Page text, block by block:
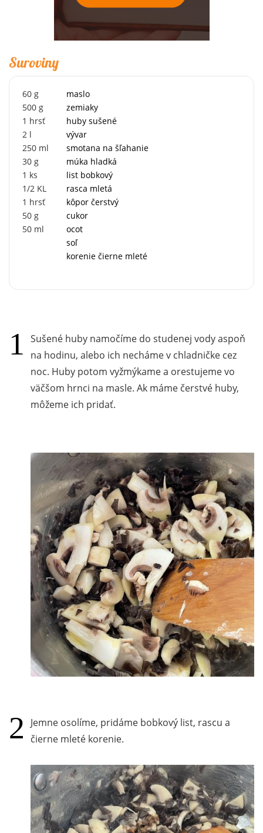
Suroviny
60 g
maslo
500 g
zemiaky
1 hrsť
huby sušené
2 l
vývar
250 ml
smotana na šľahanie
30 g
múka hladká
1 ks
list bobkový
1/2 KL
rasca mletá
1 hrsť
kôpor čerstvý
50 g
cukor
50 ml
ocot
soľ
korenie čierne mleté
Sušené huby namočíme do studenej vody aspoň
na hodinu, alebo ich necháme v chladničke cez
noc. Huby potom vyžmýkame a orestujeme vo
väčšom hrnci na masle. Ak máme čerstvé huby,
môžeme ich pridať.
Jemne osolíme, pridáme bobkový list, rascu a
čierne mleté korenie.